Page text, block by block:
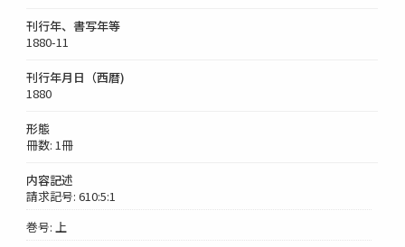
刊行年、書写年等
1880-11
刊行年月日（西暦)
1880
形態
冊数: 1冊
内容記述
請求記号: 610:5:1
巻号: 上